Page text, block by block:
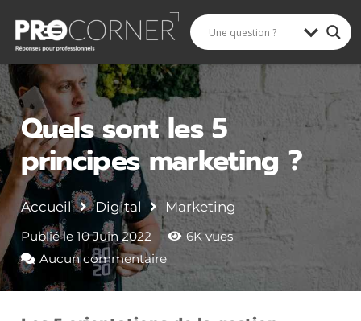
Rechercher
Quels sont les 5
principes marketing ?
Accueil Digital Marketing
Publié le 10 Juin 2022 6K vues
Aucun commentaire